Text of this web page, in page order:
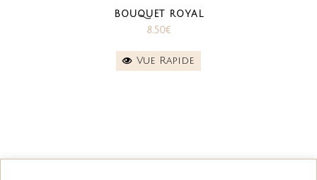
BOUQUET ROYAL
8.50€
Vue Rapide